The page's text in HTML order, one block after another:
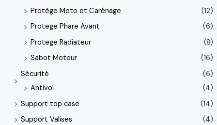
Protège Moto et Carénage
(12)
Protege Phare Avant
(6)
Protege Radiateur
(8)
Sabot Moteur
(16)
Sécurité
(6)
Antivol
(4)
Support top case
(14)
Support Valises
(4)